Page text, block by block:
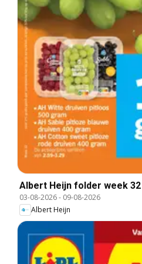
Albert Heijn folder week 32
03-08-2026- 09-08-2026
Albert Heijn